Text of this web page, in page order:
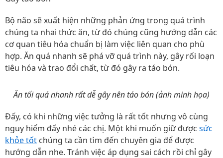
Bộ não sẽ xuất hiện những phản ứng trong quá trình
chúng ta nhai thức ăn, từ đó chúng cũng hướng dẫn các
cơ quan tiêu hóa chuẩn bị làm việc liên quan cho phù
hợp. Ăn quá nhanh sẽ phá vỡ quá trình này, gây rối loạn
tiêu hóa và trao đổi chất, từ đó gây ra táo bón.
Ăn tối quá nhanh rất dễ gây nên táo bón (ảnh minh họa)
Đấy, có khi những việc tưởng là rất tốt nhưng vô cùng
nguy hiểm đấy nhé các chị. Một khi muốn giữ được sức
khỏe tốt chúng ta cần tìm đến chuyên gia để được
hướng dẫn nhe. Tránh việc áp dụng sai cách rồi chỉ gây